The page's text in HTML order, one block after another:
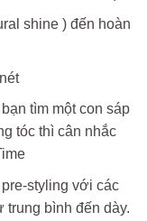
shine ) đến hoàn
tìm một con sáp
tóc thì cân nhắc
styling với các
trung bình đến dày.